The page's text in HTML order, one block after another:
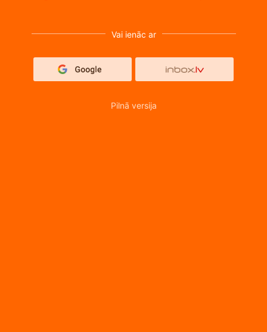
Vai ienāc ar
Pilnā versija